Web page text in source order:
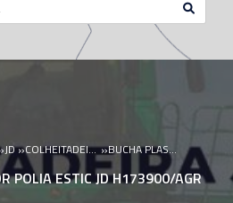
JD» COLHEITADEIRA JD » BUCHA PLAST TENSOR POLIA ESTIC JD H173900/AGR
POLIA ESTIC JD H173900/AGR